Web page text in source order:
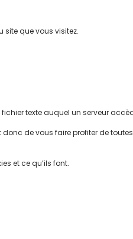
site que vous visitez.
texte auquel un serveur
de vous faire profiter de
et ce qu’ils font.